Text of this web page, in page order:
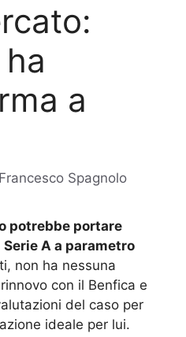
a
Francesco Spagnolo
potrebbe portare
A a parametro
non ha nessuna
con il Benfica e
del caso per
ideale per lui.